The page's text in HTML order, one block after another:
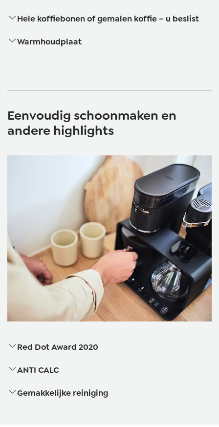
Hele koffiebonen of gemalen koffie – u beslist
Warmhoudplaat
Eenvoudig schoonmaken en
andere highlights
Red Dot Award 2020
ANTI CALC
Gemakkelijke reiniging